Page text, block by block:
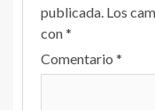
publicada. Los
con*
Comentario *